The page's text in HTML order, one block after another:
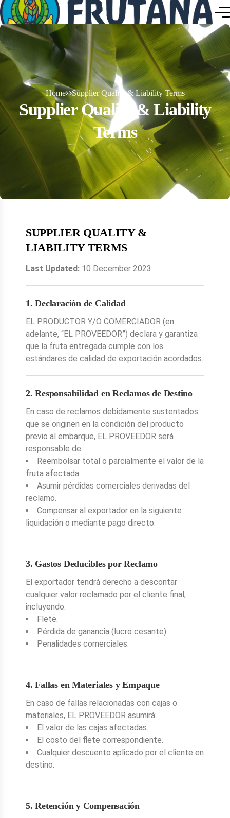
Home Supplier Quality & Liability Terms
Supplier Quality & Liability
Terms
SUPPLIER QUALITY &
LIABILITY TERMS
Last Updated: 10 December 2023
1. Declaración de Calidad
EL PRODUCTOR Y/O COMERCIADOR (en
adelante, “EL PROVEEDOR”) declara y garantiza
que la fruta entregada cumple con los
estándares de calidad de exportación acordados.
2. Responsabilidad en Reclamos de Destino
En caso de reclamos debidamente sustentados
que se originen en la condición del producto
previo al embarque, EL PROVEEDOR será
responsable de:
Reembolsar total o parcialmente el valor de la
fruta afectada.
Asumir pérdidas comerciales derivadas del
reclamo.
Compensar al exportador en la siguiente
liquidación o mediante pago directo.
3. Gastos Deducibles por Reclamo
El exportador tendrá derecho a descontar
cualquier valor reclamado por el cliente final,
incluyendo:
Flete.
Pérdida de ganancia (lucro cesante).
Penalidades comerciales.
4. Fallas en Materiales y Empaque
En caso de fallas relacionadas con cajas o
materiales, EL PROVEEDOR asumirá:
El valor de las cajas afectadas.
El costo del flete correspondiente.
Cualquier descuento aplicado por el cliente en
destino.
5. Retención y Compensación